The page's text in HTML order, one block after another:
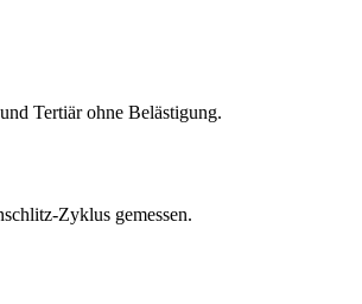
Tertiär ohne Belästigung.
Zyklus gemessen.